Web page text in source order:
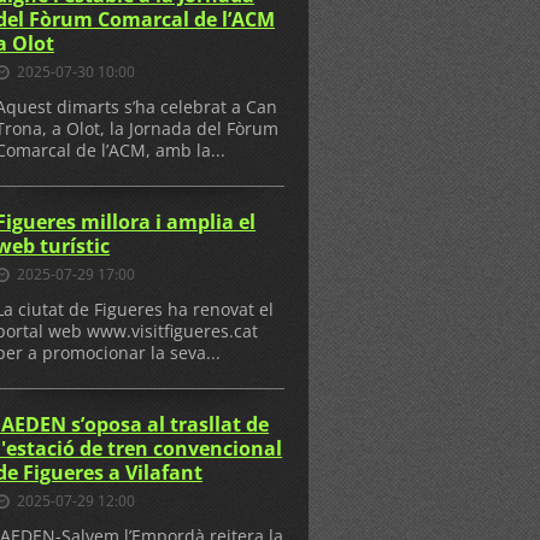
Fòrum Comarcal de l’ACM
Olot
2025-07-30 10:00
dimarts s’ha celebrat a Can
a Olot, la Jornada del Fòrum
de l’ACM, amb la...
millora i amplia el
turístic
2025-07-29 17:00
ciutat de Figueres ha renovat el
web www.visitfigueres.cat
a promocionar la seva...
s’oposa al trasllat de
de tren convencional
Figueres a Vilafant
2025-07-29 12:00
Salvem l’Empordà reitera la